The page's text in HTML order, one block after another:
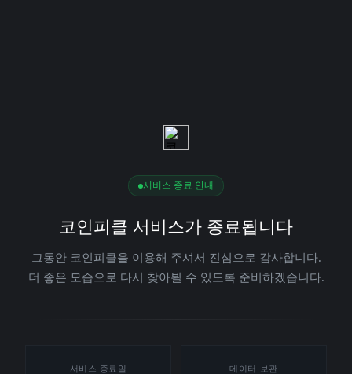
서비스 종료 안내
코인피클 서비스가 종료됩니다
그동안 코인피클을 이용해 주셔서 진심으로 감사합니다.
더 좋은 모습으로 다시 찾아뵐 수 있도록 준비하겠습니다.
서비스 종료일 데이터 보관